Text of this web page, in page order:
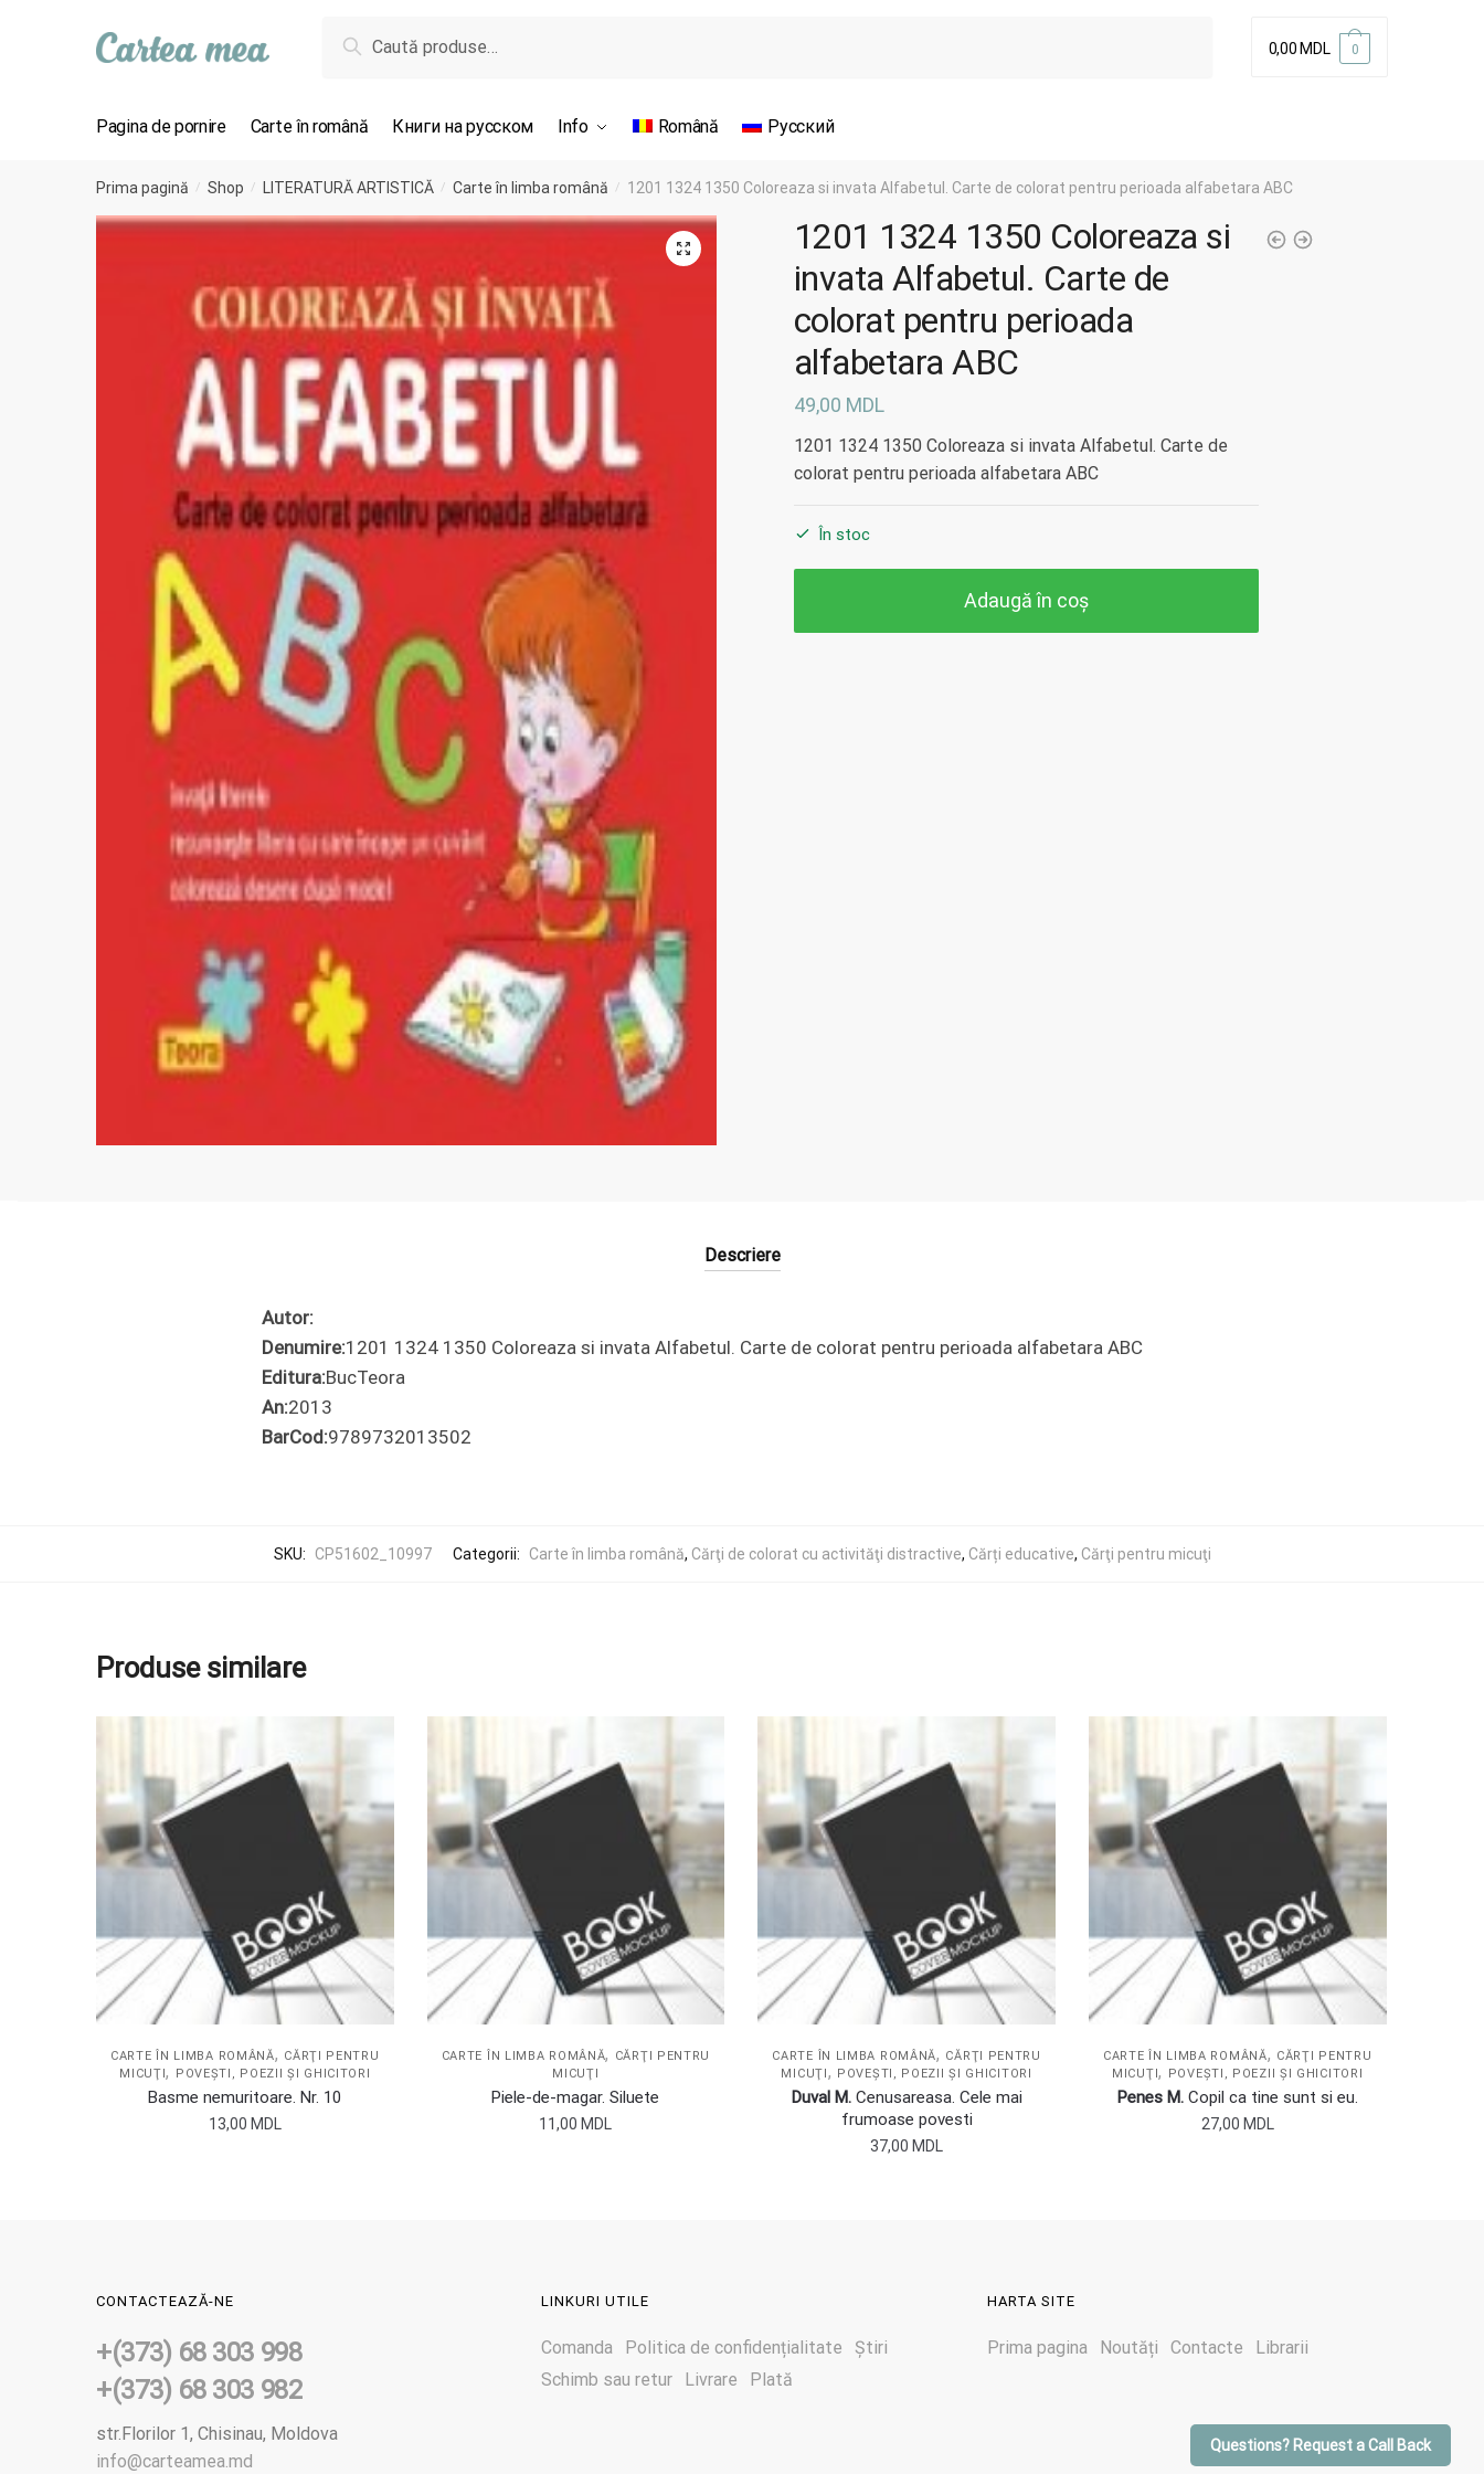
Caută 0,00 MDL 0
Pagina de pornire Carte în română Книги на русском Info Română Русский
Prima pagină / Shop / LITERATURĂ ARTISTICĂ / Carte în limba română / 1201 1324 1350 Coloreaza si invata Alfabetul. Carte de colorat pentru perioada alfabetara ABC
1201 1324 1350 Coloreaza si
invata Alfabetul. Carte de
colorat pentru perioada
alfabetara ABC
49,00 MDL
1201 1324 1350 Coloreaza si invata Alfabetul. Carte de
colorat pentru perioada alfabetara ABC
În stoc
Adaugă în coș
Questions? Request a Call Back
Descriere
Autor:
Denumire:1201 1324 1350 Coloreaza si invata Alfabetul. Carte de colorat pentru perioada alfabetara ABC
Editura:BucTeora
An:2013
BarCod:9789732013502
SKU: CP51602_10997 Categorii: Carte în limba română, Cărţi de colorat cu activităţi distractive, Cărți educative, Cărţi pentru micuţi
Produse similare
CARTE ÎN LIMBA ROMÂNĂ, CĂRŢI PENTRU
MICUŢI, POVEŞTI, POEZII ŞI GHICITORI
Basme nemuritoare. Nr. 10
13,00 MDL
CARTE ÎN LIMBA ROMÂNĂ,
CĂRŢI PENTRU
MICUŢI
Piele-de-magar. Siluete
11,00 MDL
CARTE ÎN LIMBA ROMÂNĂ, CĂRŢI PENTRU
MICUŢI, POVEŞTI, POEZII ŞI GHICITORI
Duval M.Cenusareasa. Cele mai
frumoase povesti
37,00 MDL
CARTE ÎN LIMBA ROMÂNĂ, CĂRŢI PENTRU
MICUŢI, POVEŞTI, POEZII ŞI GHICITORI
Penes M.Copil ca tine sunt si eu.
27,00 MDL
CONTACTEAZĂ-NE
+(373) 68 303 998
+(373) 68 303 982
str.Florilor 1, Chisinau, Moldova
info@carteamea.md
LINKURI UTILE
Comanda Politica de confidențialitate
Știri
Schimb sau retur
Livrare Plată
HARTA SITE
Prima pagina Noutăți Contacte Librarii